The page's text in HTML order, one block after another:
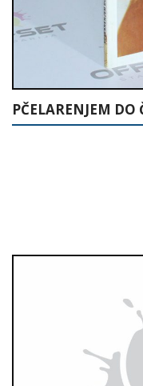
PČELARENJEM